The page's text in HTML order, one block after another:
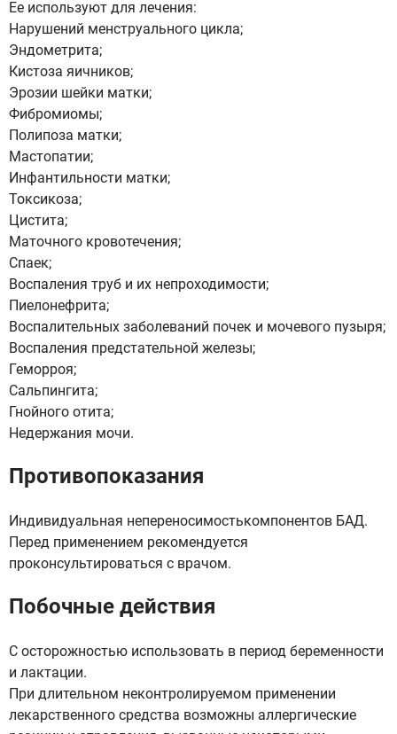
Ее используют для лечения:
Нарушений менструального цикла;
Эндометрита;
Кистоза яичников;
Эрозии шейки матки;
Фибромиомы;
Полипоза матки;
Мастопатии;
Инфантильности матки;
Токсикоза;
Цистита;
Маточного кровотечения;
Спаек;
Воспаления труб и их непроходимости;
Пиелонефрита;
Воспалительных заболеваний почек и мочевого пузыря;
Воспаления предстательной железы;
Геморроя;
Сальпингита;
Гнойного отита;
Недержания мочи.
Противопоказания
Индивидуальная непереносимостькомпонентов БАД.
Перед применением рекомендуется
проконсультироваться с врачом.
Побочные действия
С осторожностью использовать в период беременности
и лактации.
При длительном неконтролируемом применении
лекарственного средства возможны аллергические